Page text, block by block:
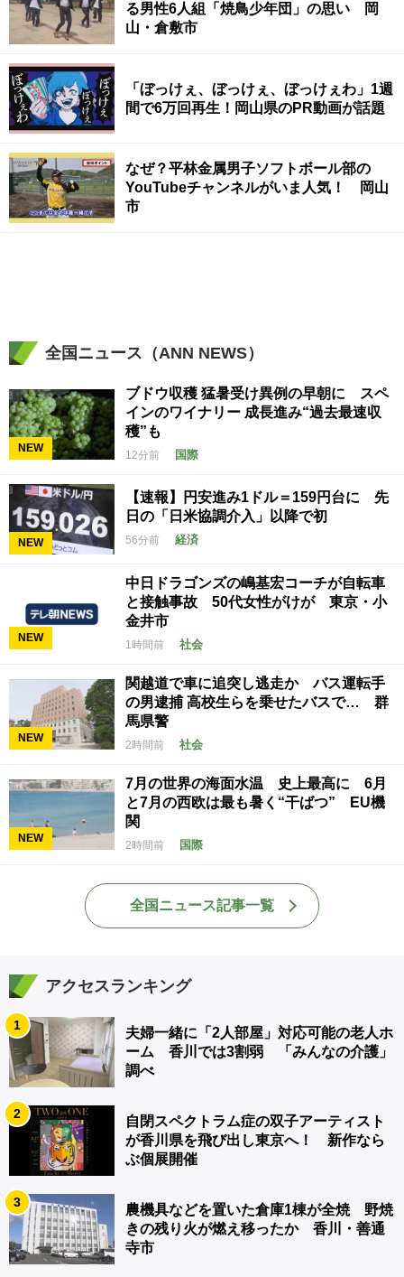
る男性6人組「焼鳥少年団」の思い 岡
山・倉敷市
「ぼっけぇ、ぼっけぇ、ぼっけぇわ」1週
間で6万回再生！岡山県のPR動画が話題
なぜ？平林金属男子ソフトボール部の
YouTubeチャンネルがいま人気！ 岡山
市
全国ニュース（ANN NEWS）
NEW
ブドウ収穫 猛暑受け異例の早朝に スペ
インのワイナリー 成長進み“過去最速収
穫”も
12分前 国際
NEW
【速報】円安進み1ドル＝159円台に 先
日の「日米協調介入」以降で初
56分前 経済
NEW
中日ドラゴンズの嶋基宏コーチが自転車
と接触事故 50代女性がけが 東京・小
金井市
1時間前 社会
NEW
関越道で車に追突し逃走か バス運転手
の男逮捕 高校生らを乗せたバスで… 群
馬県警
2時間前 社会
NEW
7月の世界の海面水温 史上最高に 6月
と7月の西欧は最も暑く“干ばつ” EU機
関
2時間前 国際
全国ニュース記事一覧
アクセスランキング
1
夫婦一緒に「2人部屋」対応可能の老人ホ
ーム 香川では3割弱 「みんなの介護」
調べ
2
自閉スペクトラム症の双子アーティスト
が香川県を飛び出し東京へ！ 新作なら
ぶ個展開催
3
農機具などを置いた倉庫1棟が全焼 野焼
きの残り火が燃え移ったか 香川・善通
寺市